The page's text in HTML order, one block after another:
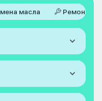
масла Ремонт